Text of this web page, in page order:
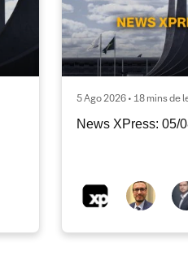
5 Ago 2026 • 18 mins de
News XPress: 05/